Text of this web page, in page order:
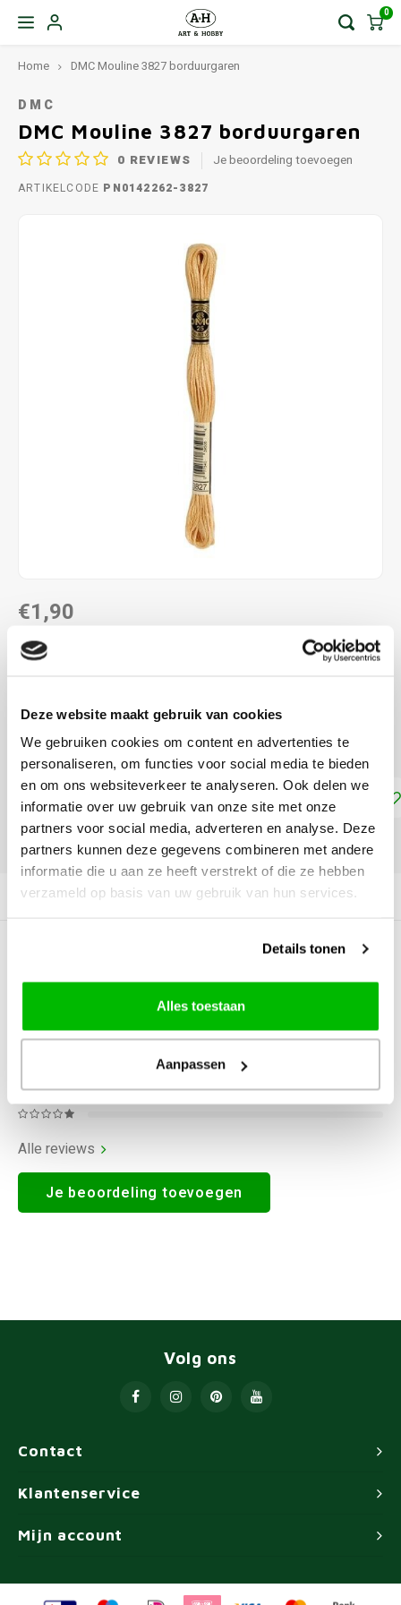
Deze website maakt gebruik van cookies
We gebruiken cookies om content en advertenties te
personaliseren, om functies voor social media te bieden
en om ons websiteverkeer te analyseren. Ook delen we
informatie over uw gebruik van onze site met onze
partners voor social media, adverteren en analyse. Deze
partners kunnen deze gegevens combineren met andere
informatie die u aan ze heeft verstrekt of die ze hebben
verzameld op basis van uw gebruik van hun services.
Details tonen
Alles toestaan
Aanpassen
0
Home DMC Mouline 3827 borduurgaren
DMC
DMC Mouline 3827 borduurgaren
0 REVIEWS Je beoordeling toevoegen
ARTIKELCODE PN0142262-3827
€1,90
DIRECT LEVERBAAR
"DMC COLOUR VARIATIONS" OF "DMC LIGHT
EFFECTS " KOOPT, ONTVANG JE EEN KORTING VAN
100% OP HET LAAGSTGEPRIJSDE PRODUCT.
Toevoegen aan winkelwagen
DELEN:
Productomschrijving
Alle reviews
Je beoordeling toevoegen
Contact
Volg ons
Klantenservice
Mijn account